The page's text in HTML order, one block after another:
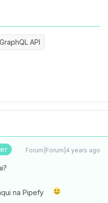
GraphQL API
Forum|Forum|4 years ago
na Pipefy